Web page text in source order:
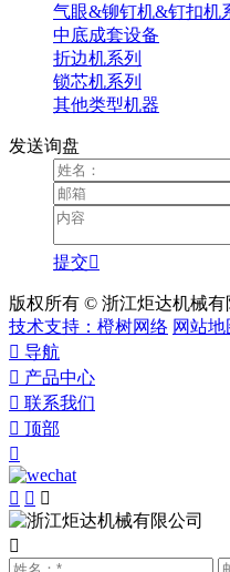
气眼&铆钉机&钉扣机
中底成套设备
折边机系列
锁芯机系列
其他类型机器
发送询盘
提交
版权所有 © 浙江炬达机械有
技术支持：橙树网络 网站地
 导航
 产品中心
 联系我们
 顶部

  
